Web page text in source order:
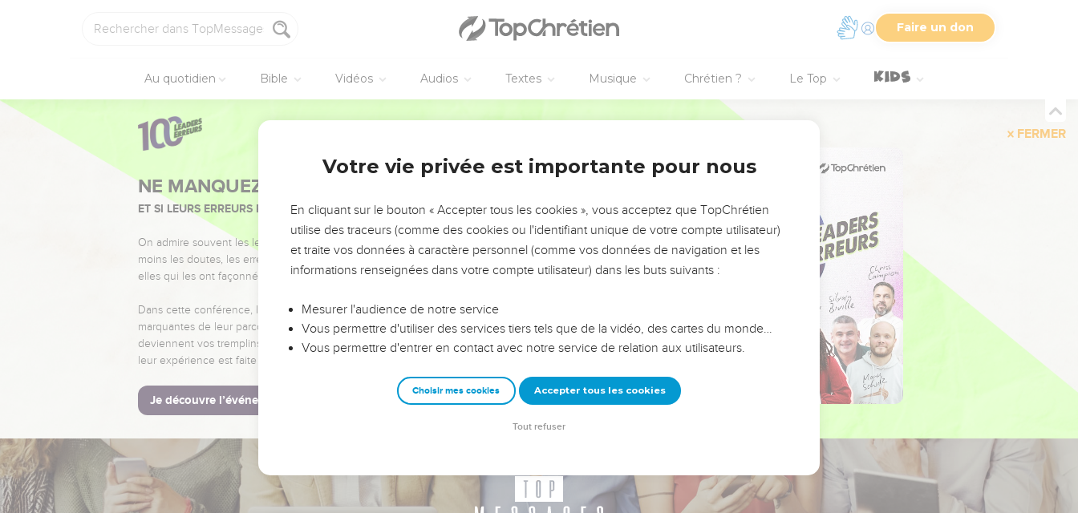
Faire un don
Au quotidien Bible Vidéos Audios Textes Musique Chrétien ? Le Top
FERMER
NE MANQUEZ PAS L’ÉVÉNEMENT DE L’ANNÉE !
ET SI LEURS ERREURS POUVAIENT VOUS ÉVITER LES VOTRES ?
On admire souvent les leaders pour leurs réussites, leur impact, leur foi ou leur vision. Mais on voit
moins les doutes, les erreurs et les saisons difficiles qu'ils ont traversés, alors même que ce sont
elles qui les ont façonnés.
Dans cette conférence, leaders, entrepreneurs, et responsables reviennent sur les erreurs
marquantes de leur parcours et les clés pour avancer avec plus de sagesse afin que leurs erreurs
deviennent vos tremplins. Que vous guidiez un ministère, une équipe, un groupe ou une famille,
leur expérience est faite pour vous.
Je découvre l’événement
Votre vie privée est importante pour nous
En cliquant sur le bouton « Accepter tous les cookies », vous acceptez que TopChrétien
utilise des traceurs (comme des cookies ou l'identifiant unique de votre compte utilisateur)
et traite vos données à caractère personnel (comme vos données de navigation et les
informations renseignées dans votre compte utilisateur) dans les buts suivants :
Mesurer l'audience de notre service
Vous permettre d'utiliser des services tiers tels que de la vidéo, des cartes du monde…
Vous permettre d'entrer en contact avec notre service de relation aux utilisateurs.
Choisir mes cookies Accepter tous les cookies
Tout refuser